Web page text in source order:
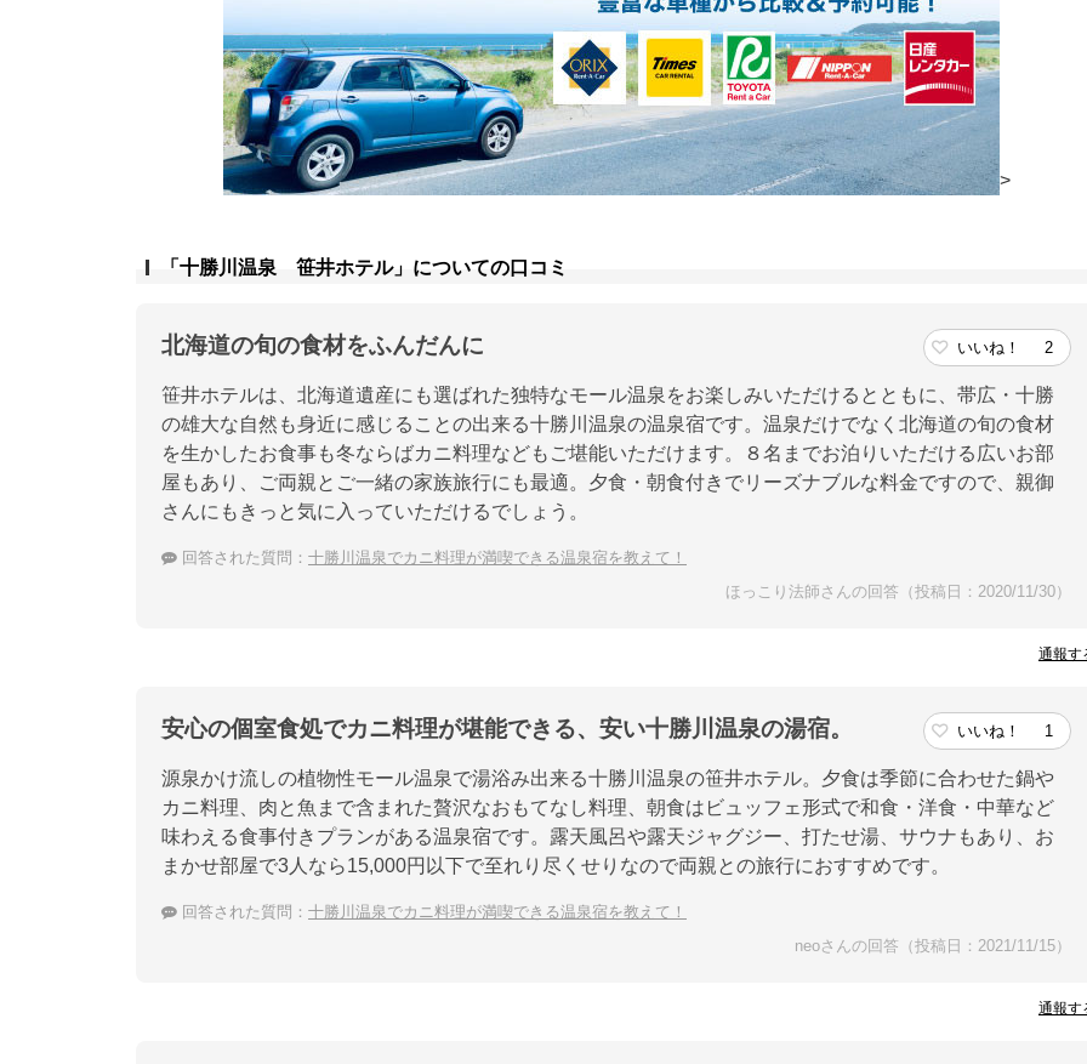
>
「十勝川温泉 笹井ホテル」についての口コミ
北海道の旬の食材をふんだんに いいね！ 2
笹井ホテルは、北海道遺産にも選ばれた独特なモール温泉をお楽しみいただけるとともに、帯広・十勝
の雄大な自然も身近に感じることの出来る十勝川温泉の温泉宿です。温泉だけでなく北海道の旬の食材
を生かしたお食事も冬ならばカニ料理などもご堪能いただけます。８名までお泊りいただける広いお部
屋もあり、ご両親とご一緒の家族旅行にも最適。夕食・朝食付きでリーズナブルな料金ですので、親御
さんにもきっと気に入っていただけるでしょう。
回答された質問： 十勝川温泉でカニ料理が満喫できる温泉宿を教えて！
ほっこり法師さんの回答（投稿日：2020/11/30）
通報す
安心の個室食処でカニ料理が堪能できる、安い十勝川温泉の湯宿。 いいね！ 1
源泉かけ流しの植物性モール温泉で湯浴み出来る十勝川温泉の笹井ホテル。夕食は季節に合わせた鍋や
カニ料理、肉と魚まで含まれた贅沢なおもてなし料理、朝食はビュッフェ形式で和食・洋食・中華など
味わえる食事付きプランがある温泉宿です。露天風呂や露天ジャグジー、打たせ湯、サウナもあり、お
まかせ部屋で3人なら15,000円以下で至れり尽くせりなので両親との旅行におすすめです。
回答された質問： 十勝川温泉でカニ料理が満喫できる温泉宿を教えて！
neoさんの回答（投稿日：2021/11/15）
通報す